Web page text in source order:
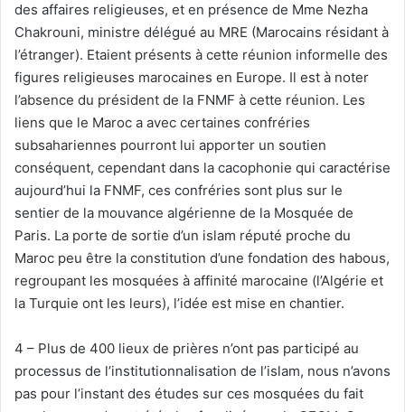
des affaires religieuses, et en présence de Mme Nezha
Chakrouni, ministre délégué au MRE (Marocains résidant à
l’étranger). Etaient présents à cette réunion informelle des
figures religieuses marocaines en Europe. Il est à noter
l’absence du président de la FNMF à cette réunion. Les
liens que le Maroc a avec certaines confréries
subsahariennes pourront lui apporter un soutien
conséquent, cependant dans la cacophonie qui caractérise
aujourd’hui la FNMF, ces confréries sont plus sur le
sentier de la mouvance algérienne de la Mosquée de
Paris. La porte de sortie d’un islam réputé proche du
Maroc peu être la constitution d’une fondation des habous,
regroupant les mosquées à affinité marocaine (l’Algérie et
la Turquie ont les leurs), l’idée est mise en chantier.
4 – Plus de 400 lieux de prières n’ont pas participé au
processus de l’institutionnalisation de l’islam, nous n’avons
pas pour l’instant des études sur ces mosquées du fait